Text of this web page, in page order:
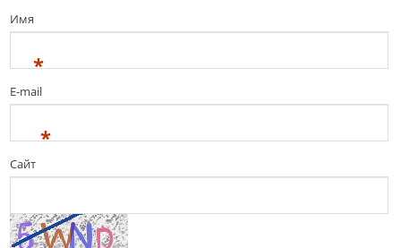
Имя
*
E-mail
*
Сайт